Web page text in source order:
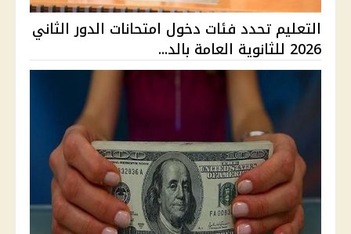
التعليم تحدد فئات دخول امتحانات الدور الثاني
2026 للثانوية العامة بالد...